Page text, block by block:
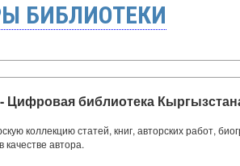
БИБЛИОТЕКИ
- Цифровая библиотека
коллекцию статей, книг, авторских работ,
качестве автора.